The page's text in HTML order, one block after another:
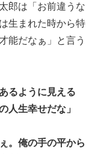
郎は「お前違うな
生まれた時から特
能だなぁ」と言う
るように見える
生幸せだな」
。俺の手の平から